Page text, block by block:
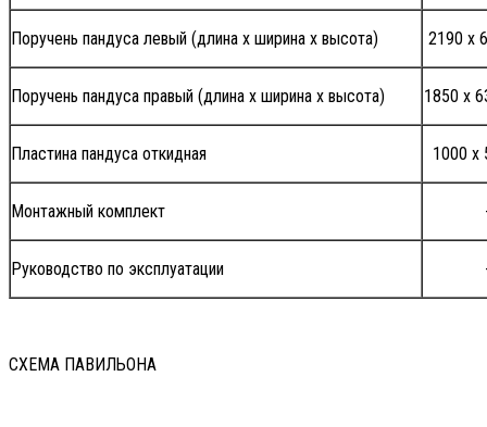
Поручень пандуса левый (длина х ширина х высота) 2190 х
Поручень пандуса правый (длина х ширина х высота) 1850 х
Пластина пандуса откидная 1000 х
Монтажный комплект
Руководство по эксплуатации
СХЕМА ПАВИЛЬОНА